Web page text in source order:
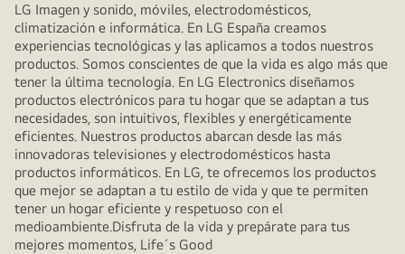
LG Imagen y sonido, móviles, electrodomésticos,
climatización e informática. En LG España creamos
experiencias tecnológicas y las aplicamos a todos nuestros
productos. Somos conscientes de que la vida es algo más que
tener la última tecnología. En LG Electronics diseñamos
productos electrónicos para tu hogar que se adaptan a tus
necesidades, son intuitivos, flexibles y energéticamente
eficientes. Nuestros productos abarcan desde las más
innovadoras televisiones y electrodomésticos hasta
productos informáticos. En LG, te ofrecemos los productos
que mejor se adaptan a tu estilo de vida y que te permiten
tener un hogar eficiente y respetuoso con el
medioambiente.Disfruta de la vida y prepárate para tus
mejores momentos, Life´s Good